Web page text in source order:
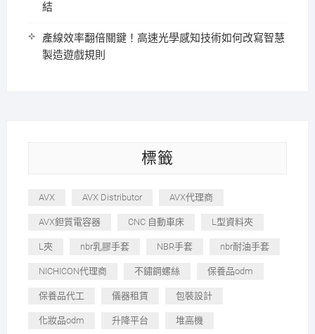
結
產線效率翻倍關鍵！高速光學感知技術如何改寫智慧
製造遊戲規則
標籤
AVX AVX Distributor AVX代理商
AVX鉭質電容器 CNC 自動車床 L型資料夾
L夾 nbr乳膠手套 NBR手套 nbr耐油手套
NICHICON代理商 不鏽鋼螺絲 保養品odm
保養品代工 儀器租賃 包裝設計
化妝品odm 升降平台 堆高機